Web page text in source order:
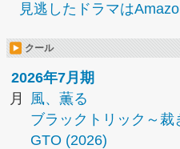
見逃したドラマは
クール
2026年7月期
月
風、薫る
ブラックトリック～裁
GTO (2026)